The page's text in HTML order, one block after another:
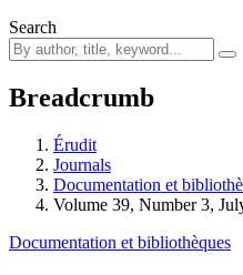
Search
Breadcrumb
Érudit
Journals
Documentation et
Volume 39, Number 3,
Documentation et bibliothèques